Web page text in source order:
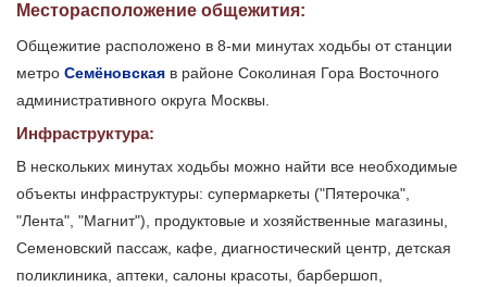
Месторасположение общежития:
Общежитие расположено в 8-ми минутах ходьбы от станции
метро Семёновская в районе Соколиная Гора Восточного
административного округа Москвы.
Инфраструктура:
В нескольких минутах ходьбы можно найти все необходимые
объекты инфраструктуры: супермаркеты ("Пятерочка",
"Лента", "Магнит"), продуктовые и хозяйственные магазины,
Семеновский пассаж, кафе, диагностический центр, детская
поликлиника, аптеки, салоны красоты, барбершоп,